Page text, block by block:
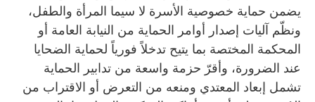
يضمن حماية خصوصية الأسرة لا سيما المرأة والطفل،
ونظّم آليات إصدار أوامر الحماية من النيابة العامة أو
المحكمة المختصة بما يتيح تدخلاً فورياً لحماية الضحايا
عند الضرورة، وأقرّ حزمة واسعة من تدابير الحماية
تشمل إبعاد المعتدي ومنعه من التعرض أو الاقتراب من